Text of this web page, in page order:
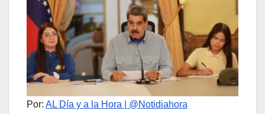
Por: AL Día y a la Hora | @Notidiahora